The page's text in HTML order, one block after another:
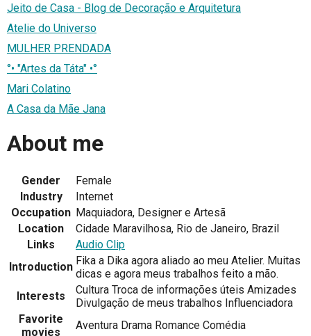
Jeito de Casa - Blog de Decoração e Arquitetura
Atelie do Universo
MULHER PRENDADA
°• "Artes da Táta" •°
Mari Colatino
A Casa da Mãe Jana
About me
Gender
Female
Industry
Internet
Occupation Maquiadora, Designer e Artesã
Location
Cidade Maravilhosa, Rio de Janeiro, Brazil
Links
Audio Clip
Introduction Fika a Dika agora aliado ao meu Atelier. Muitas
dicas e agora meus trabalhos feito a mão.
Interests
Cultura Troca de informações úteis Amizades
Divulgação de meus trabalhos Influenciadora
Favorite
movies
Aventura Drama Romance Comédia